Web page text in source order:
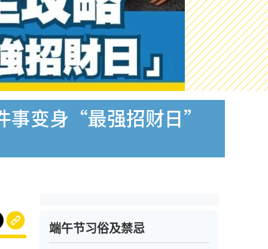
事变身“最强招财日”
端午节习俗及禁忌